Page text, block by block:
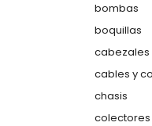
bombas
boquillas
cabezales
cables y
chasis
colectores